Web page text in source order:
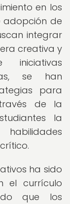
en los
adopción de
integrar
creativa y
se han
para
de la
la
ha sido
el currículo
que los